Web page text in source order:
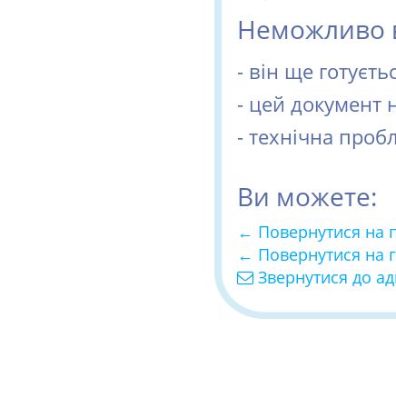
Неможливо
- він ще
- цей документ
- технічна
Ви можете:
← Повернутися на
← Повернутися на
Звернутися до